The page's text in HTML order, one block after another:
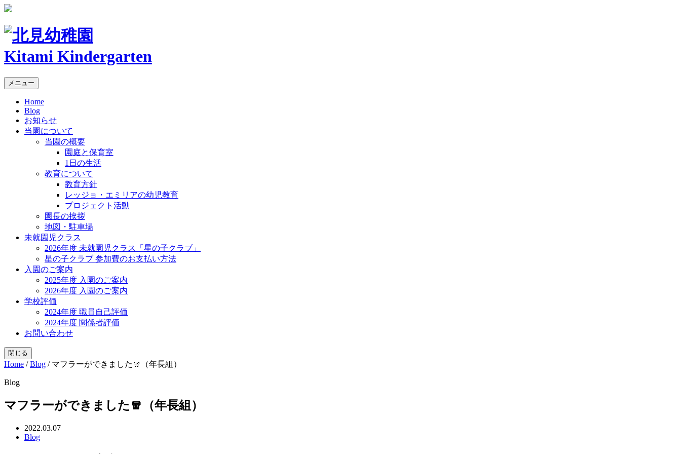
Kitami Kindergarten
メニュー
Home
Blog
お知らせ
当園について
当園の概要
園庭と保育室
1日の生活
教育について
教育方針
レッジョ・エミリアの幼児教育
プロジェクト活動
園長の挨拶
地図・駐車場
未就園児クラス
2026年度 未就園児クラス「星の子クラブ」
星の子クラブ 参加費のお支払い方法
入園のご案内
2025年度 入園のご案内
2026年度 入園のご案内
学校評価
2024年度 職員自己評価
2024年度 関係者評価
お問い合わせ
閉じる
Home /Blog / マフラーができました🧣（年長組）
Blog
マフラーができました🧣（年長組）
2022.03.07
Blog